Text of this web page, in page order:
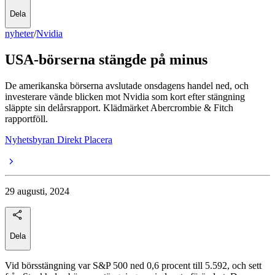
Dela
nyheter/Nvidia
USA-börserna stängde på minus
De amerikanska börserna avslutade onsdagens handel ned, och
investerare vände blicken mot Nvidia som kort efter stängning
släppte sin delårsrapport. Klädmärket Abercrombie & Fitch
rapportföll.
Nyhetsbyran Direkt Placera
29 augusti, 2024
Dela
Vid börsstängning var S&P 500 ned 0,6 procent till 5.592, och sett